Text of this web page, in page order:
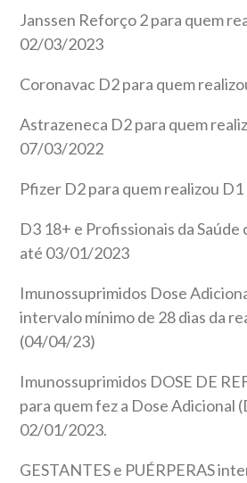
Janssen Reforço 2 para quem
02/03/2023
Coronavac D2 para quem
Astrazeneca D2 para quem
07/03/2022
Pfizer D2 para quem realizou
D3 18+ e Profissionais da Saúde
até 03/01/2023
Imunossuprimidos Dose
intervalo mínimo de 28 dias da
(04/04/23)
Imunossuprimidos DOSE DE
para quem fez a Dose Adicional
02/01/2023.
GESTANTES e PUÉRPERAS